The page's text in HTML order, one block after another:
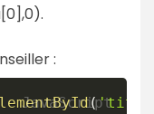
:
('title-